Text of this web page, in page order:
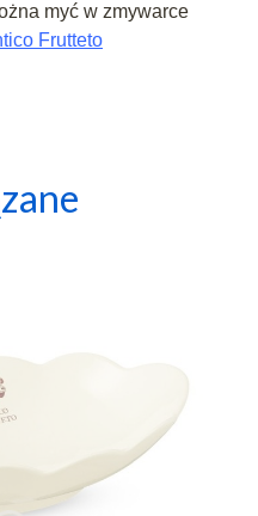
myć w zmywarce
Frutteto